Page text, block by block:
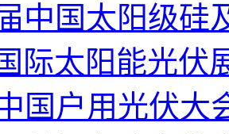
中国太阳级硅
际太阳能光伏
国户用光伏大